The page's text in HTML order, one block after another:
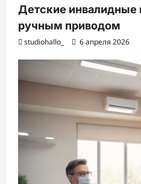
Детские инвалидные
ручным приводом
studiohallo_ 6 апреля 2026